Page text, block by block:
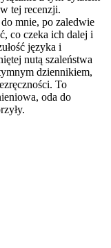
tej recenzji.
mnie, po zaledwie
co czeka ich dalej i
języka i
nutą szaleństwa
dziennikiem,
To
oda do